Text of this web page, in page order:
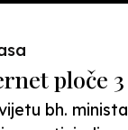
ploče 3
bh.